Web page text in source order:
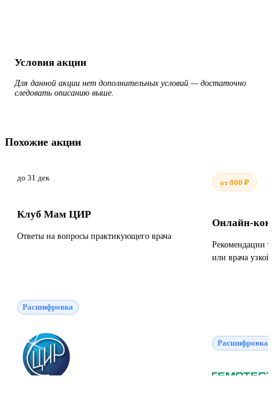
Условия акции
Для данной акции нет дополнительных условий — достаточно
следовать описанию выше.
Похожие акции
до 31 дек
Клуб Мам ЦИР
Ответы на вопросы практикующего врача
Расшифровка
от 800 ₽
Онлайн-
Рекомендации
или врача
Расшифровка